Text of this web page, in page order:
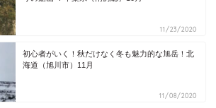
11/23/2020
初心者がいく！秋だけなく冬も魅力的な旭岳！北
海道（旭川市）11月
11/08/2020